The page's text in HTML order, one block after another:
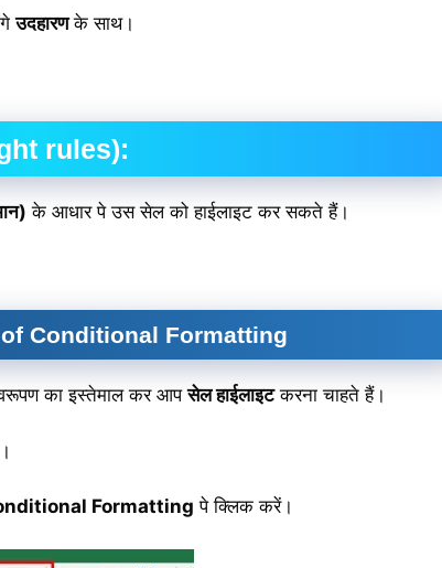
उदहारणके साथ।
rules):
के आधार पे उस सेल को हाईलाइट कर सकते हैं।
Conditional Formatting
का इस्तेमाल कर आपसेल हाईलाइटकरना चाहते हैं।
Formatting पे क्लिक करें।